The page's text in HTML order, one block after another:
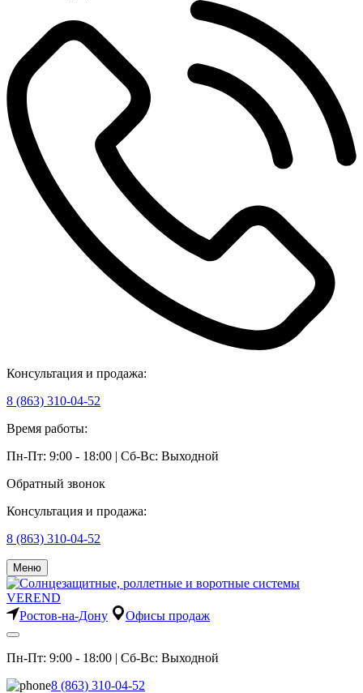
Консультация и продажа:
8 (863) 310-04-52
Время работы:
Пн-Пт: 9:00 - 18:00 | Сб-Вс: Выходной
Обратный звонок
Консультация и продажа:
8 (863) 310-04-52
Меню
Ростов-на-Дону Офисы продаж
Пн-Пт: 9:00 - 18:00 | Сб-Вс: Выходной
8 (863) 310-04-52